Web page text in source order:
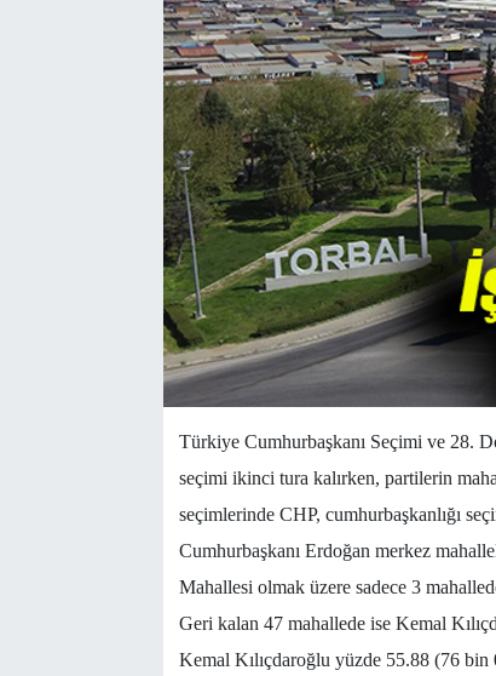
Türkiye Cumhurbaşkanı Seçimi ve 28.
seçimi ikinci tura kalırken, partilerin
seçimlerinde CHP, cumhurbaşkanlığı
Cumhurbaşkanı Erdoğan merkez
Mahallesi olmak üzere sadece 3
Geri kalan 47 mahallede ise Kemal
Kemal Kılıçdaroğlu yüzde 55.88 (76 bin